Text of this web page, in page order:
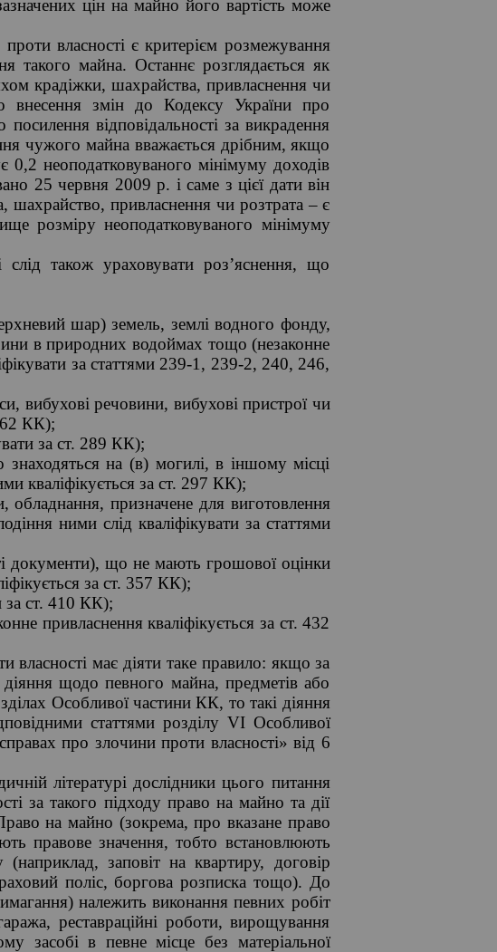
цін на майно його вартість може
власності є критерієм розмежування
такого майна. Останнє розглядається як
крадіжки, шахрайства, привласнення чи
змін до Кодексу України про
відповідальності за викрадення
чужого майна вважається дрібним, якщо
неоподатковуваного мінімуму доходів
25 червня 2009 р. і саме з цієї дати він
шахрайство, привласнення чи розтрата – є
розміру неоподатковуваного мінімуму
також ураховувати роз’яснення, що
шар) земель, землі водного фонду,
в природних водоймах тощо (незаконне
за статтями 239-1, 239-2, 240, 246,
вибухові речовини, вибухові пристрої чи
КК);
за ст. 289 КК);
на (в) могилі, в іншому місці
кваліфікується за ст. 297 КК);
обладнання, призначене для виготовлення
ними слід кваліфікувати за статтями
документи), що не мають грошової оцінки
за ст. 357 КК);
за ст. 410 КК);
привласнення кваліфікується за ст. 432
власності має діяти таке правило: якщо за
щодо певного майна, предметів або
Особливої частини КК, то такі діяння
статтями розділу VI Особливої
про злочини проти власності» від 6
літературі дослідники цього питання
за такого підходу право на майно та дії
на майно (зокрема, про вказане право
правове значення, тобто встановлюють
заповіт на квартиру, договір
поліс, боргова розписка тощо). До
належить виконання певних робіт
реставраційні роботи, вирощування
засобі в певне місце без матеріальної